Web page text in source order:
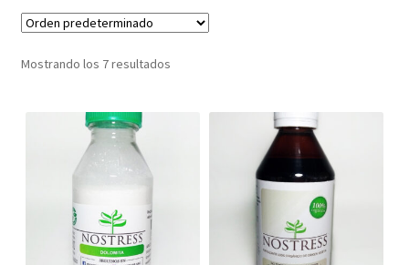
Mostrando los 7 resultados